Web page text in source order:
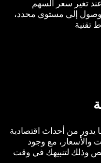
تغير سعر السهم
إلى مستوى محدد،
تقنية
يدور من أحداث اقتصادية
والأسعار، مع وجود
وذلك لتنبيهك في وقت